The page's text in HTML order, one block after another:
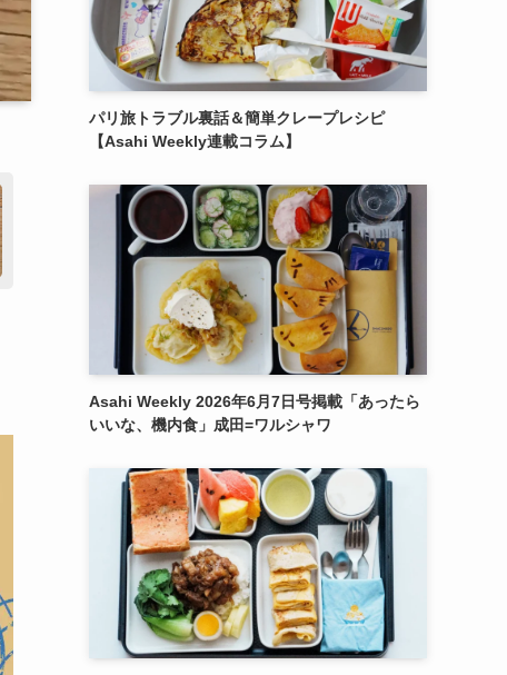
パリ旅トラブル裏話＆簡単クレープレシピ
【Asahi Weekly連載コラム】
Asahi Weekly 2026年6月7日号掲載「あったら
いいな、機内食」成田=ワルシャワ